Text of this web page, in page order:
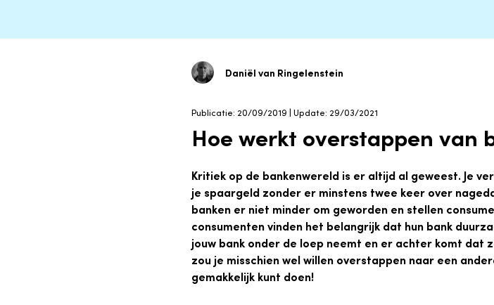
Daniël van Ringelenstein
Publicatie: 20/09/2019 | Update: 29/03/2021
Hoe werkt overstappen van
Kritiek op de bankenwereld is er altijd al geweest. Je
je spaargeld zonder er minstens twee keer over
banken er niet minder om geworden en stellen
consumenten vinden het belangrijk dat hun bank
jouw bank onder de loep neemt en er achter komt dat
zou je misschien wel willen overstappen naar een
gemakkelijk kunt doen!